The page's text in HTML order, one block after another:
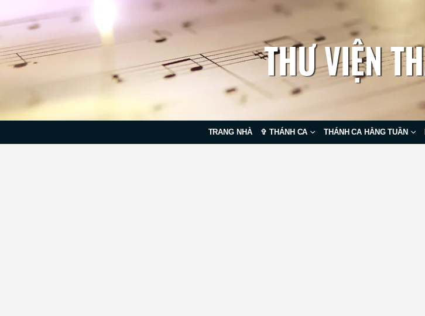
TRANG NHÀ ✞ THÁNH CA THÁNH CA HẰNG TUẦN